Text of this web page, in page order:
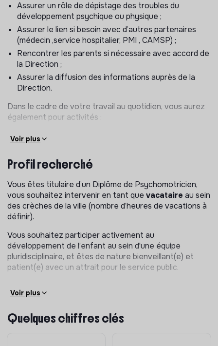
Assurer un rôle de dépistage des troubles du
développement psychique ou physique ;
Assurer le lien si besoin avec d’autres partenaires
(médecin ,service hospitalier, PMI , CAMSP) ;
Rencontrer les parents si nécessaire avec accord de
la Direction ;
Assurer la diffusion des informations auprès de la
Direction.
Dans le cadre de votre travail au quotidien, vous aurez
également pour activités :
Accompagner et soutenir l’équipe afin de garantir un
accueil de qualité des enfants et des familles ;
Participer à la réflexion autour de l’aménagement de
l’espace ;
Prévenir et former les professionnelles sur les
troubles musculosquelettiques ;
Aider à la compréhension de certaines situations ;
Participer et ou animer les réunions.
Voir plus
Profil recherché
Vous êtes titulaire d’un Diplôme de Psychomotricien,
vous souhaitez intervenir en tant que vacataire au sein
des crèches de la ville (nombre d’heures de vacations à
définir).
Vous souhaitez participer activement au
développement de l’enfant au sein d'une équipe
pluridisciplinaire, et êtes de nature bienveillant(e) et
patient(e) avec un attrait pour le service public.
Voir plus
Quelques chiffres clés